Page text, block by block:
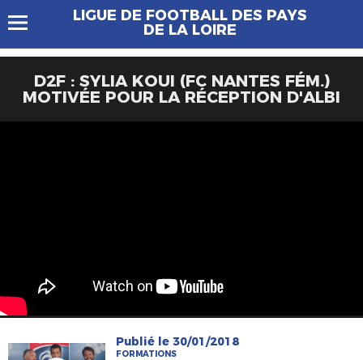
LIGUE DE FOOTBALL DES PAYS
DE LA LOIRE
D2F : SYLIA KOUI (FC NANTES FÉM.)
MOTIVÉE POUR LA RÉCEPTION D'ALBI
Publié le 30/01/2018
FORMATIONS